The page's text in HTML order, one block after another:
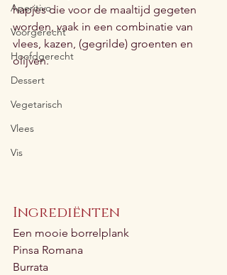
Aperitivo
Voorgerecht
Hoofdgerecht
Dessert
Vegetarisch
Vlees
Vis
hapjes die voor de maaltijd gegeten
worden, vaak in een combinatie van
vlees, kazen, (gegrilde) groenten en
olijven.
Ingrediënten
Een mooie borrelplank
Pinsa Romana
Burrata